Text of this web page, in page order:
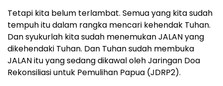
Tetapi kita belum terlambat. Semua yang kita sudah
tempuh itu dalam rangka mencari kehendak Tuhan.
Dan syukurlah kita sudah menemukan JALAN yang
dikehendaki Tuhan. Dan Tuhan sudah membuka
JALAN itu yang sedang dikawal oleh Jaringan Doa
Rekonsiliasi untuk Pemulihan Papua (JDRP2).